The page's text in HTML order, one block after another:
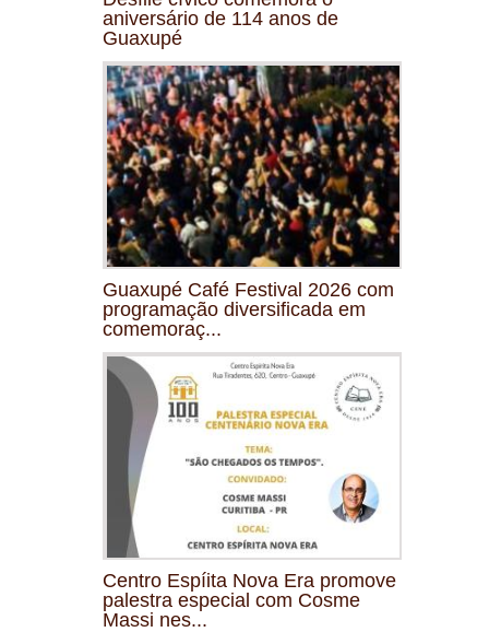
aniversário de 114 anos de
Guaxupé
Guaxupé Café Festival 2026 com
programação diversificada em
comemoraç...
Centro Espíita Nova Era promove
palestra especial com Cosme
Massi nes...